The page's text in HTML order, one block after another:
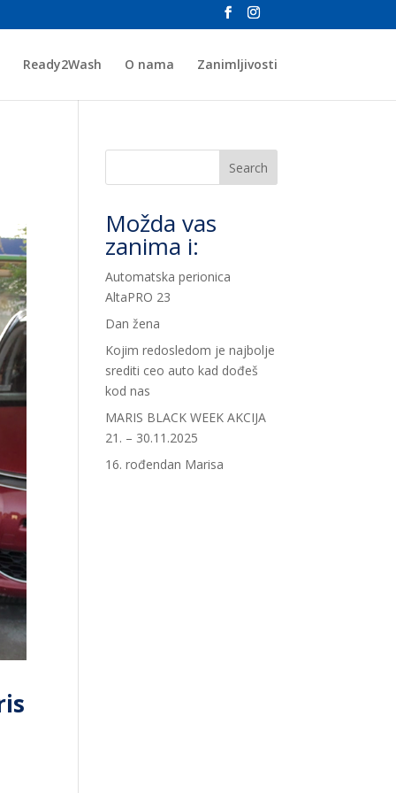
Ready2Wash O nama Zanimljivosti
Search
Možda vas
zanima i:
Automatska perionica
AltaPRO 23
Dan žena
Kojim redosledom je najbolje
srediti ceo auto kad dođeš
kod nas
MARIS BLACK WEEK AKCIJA
21. – 30.11.2025
16. rođendan Marisa